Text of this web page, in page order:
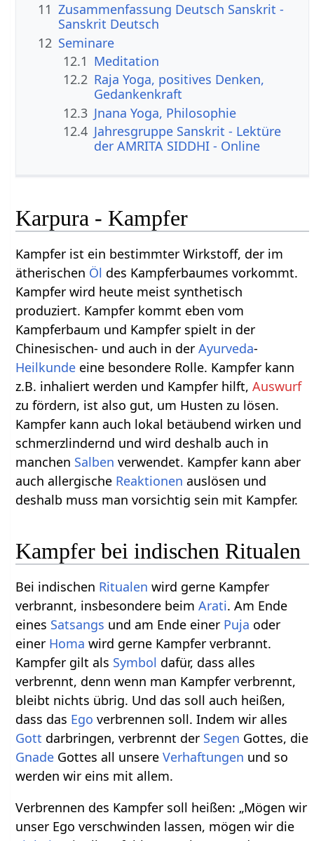
11 Zusammenfassung Deutsch Sanskrit -
Sanskrit Deutsch
12 Seminare
12.1 Meditation
12.2 Raja Yoga, positives Denken,
Gedankenkraft
12.3 Jnana Yoga, Philosophie
12.4 Jahresgruppe Sanskrit - Lektüre
der AMRITA SIDDHI - Online
Karpura - Kampfer
Kampfer ist ein bestimmter Wirkstoff, der im
ätherischen Öl des Kampferbaumes vorkommt.
Kampfer wird heute meist synthetisch
produziert. Kampfer kommt eben vom
Kampferbaum und Kampfer spielt in der
Chinesischen- und auch in derAyurveda-
Heilkunde eine besondere Rolle. Kampfer kann
z.B. inhaliert werden und Kampfer hilft,Auswurf
zu fördern, ist also gut, um Husten zu lösen.
Kampfer kann auch lokal betäubend wirken und
schmerzlindernd und wird deshalb auch in
manchen Salben verwendet. Kampfer kann aber
auch allergische Reaktionen auslösen und
deshalb muss man vorsichtig sein mit Kampfer.
Kampfer bei indischen Ritualen
Bei indischen Ritualen wird gerne Kampfer
verbrannt, insbesondere beimArati. Am Ende
eines Satsangs und am Ende einer Puja oder
einer Homa wird gerne Kampfer verbrannt.
Kampfer gilt als Symbol dafür, dass alles
verbrennt, denn wenn man Kampfer verbrennt,
bleibt nichts übrig. Und das soll auch heißen,
dass das Ego verbrennen soll. Indem wir alles
Gott darbringen, verbrennt der Segen Gottes, die
Gnade Gottes all unsereVerhaftungen und so
werden wir eins mit allem.
Verbrennen des Kampfer soll heißen: „Mögen wir
unser Ego verschwinden lassen, mögen wir die